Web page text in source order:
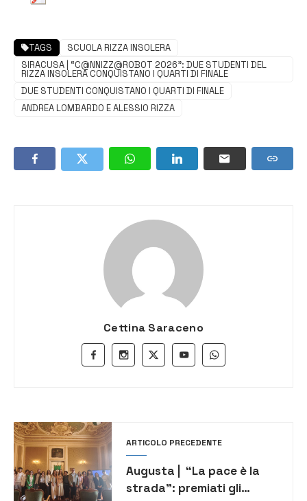
TAGS
SCUOLA RIZZA INSOLERA
SIRACUSA | “C@NNIZZ@ROBOT 2026”: DUE STUDENTI DEL
RIZZA INSOLERA CONQUISTANO I QUARTI DI FINALE
DUE STUDENTI CONQUISTANO I QUARTI DI FINALE
ANDREA LOMBARDO E ALESSIO RIZZA
Cettina Saraceno
ARTICOLO PRECEDENTE
Augusta | “La pace è la
strada”: premiati gli